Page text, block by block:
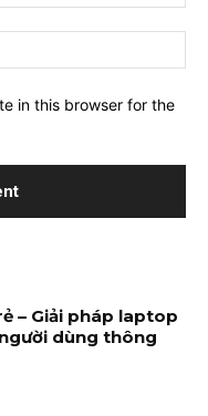
in this browser for the
– Giải pháp laptop
dùng thông